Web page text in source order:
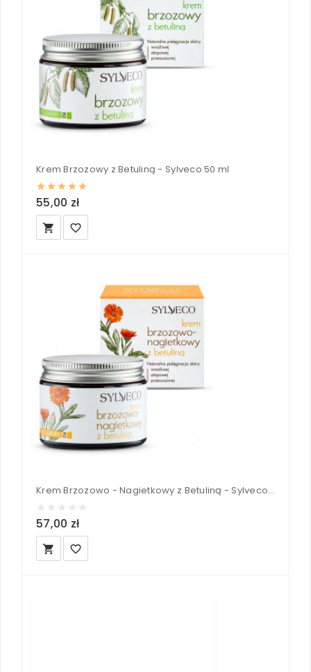
Krem Brzozowy z Betuliną - Sylveco 50 ml
55,00 zł
local_grocery_store favorite_border
Krem Brzozowo - Nagietkowy z Betuliną - Sylveco 50 ml
57,00 zł
local_grocery_store favorite_border